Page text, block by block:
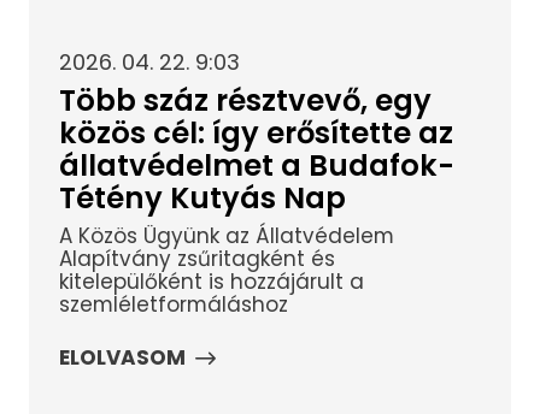
2026. 04. 22. 9:03
Több száz résztvevő, egy
közös cél: így erősítette az
állatvédelmet a Budafok-
Tétény Kutyás Nap
A Közös Ügyünk az Állatvédelem
Alapítvány zsűritagként és
kitelepülőként is hozzájárult a
szemléletformáláshoz
ELOLVASOM